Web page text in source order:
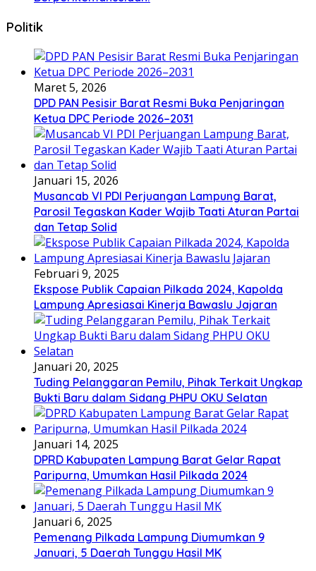
Politik
Maret 5, 2026
DPD PAN Pesisir Barat Resmi Buka Penjaringan
Ketua DPC Periode 2026–2031
Januari 15, 2026
Musancab VI PDI Perjuangan Lampung Barat,
Parosil Tegaskan Kader Wajib Taati Aturan Partai
dan Tetap Solid
Februari 9, 2025
Ekspose Publik Capaian Pilkada 2024, Kapolda
Lampung Apresiasai Kinerja Bawaslu Jajaran
Januari 20, 2025
Tuding Pelanggaran Pemilu, Pihak Terkait Ungkap
Bukti Baru dalam Sidang PHPU OKU Selatan
Januari 14, 2025
DPRD Kabupaten Lampung Barat Gelar Rapat
Paripurna, Umumkan Hasil Pilkada 2024
Januari 6, 2025
Pemenang Pilkada Lampung Diumumkan 9
Januari, 5 Daerah Tunggu Hasil MK